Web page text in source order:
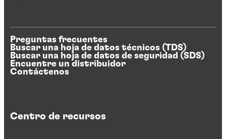
Preguntas frecuentes
Buscar una hoja de datos técnicos (TDS)
Buscar una hoja de datos de seguridad (SDS)
Encuentre un distribuidor
Contáctenos
Centro de recursos